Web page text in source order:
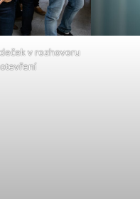
v rozhovoru